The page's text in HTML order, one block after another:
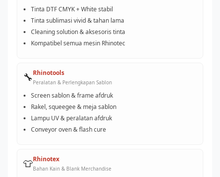
Tinta DTF CMYK + White stabil
Tinta sublimasi vivid & tahan lama
Cleaning solution & aksesoris tinta
Kompatibel semua mesin Rhinotec
🔧Rhinotools
Peralatan & Perlengkapan Sablon
Screen sablon & frame afdruk
Rakel, squeegee & meja sablon
Lampu UV & peralatan afdruk
Conveyor oven & flash cure
👕Rhinotex
Bahan Kain & Blank Merchandise